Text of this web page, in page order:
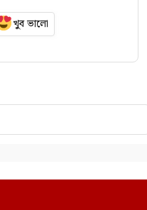
খুব ভালো